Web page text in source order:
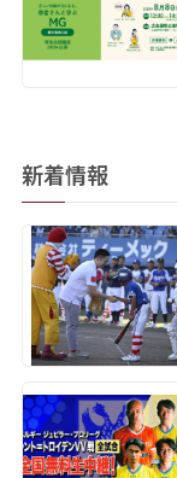
新着情報